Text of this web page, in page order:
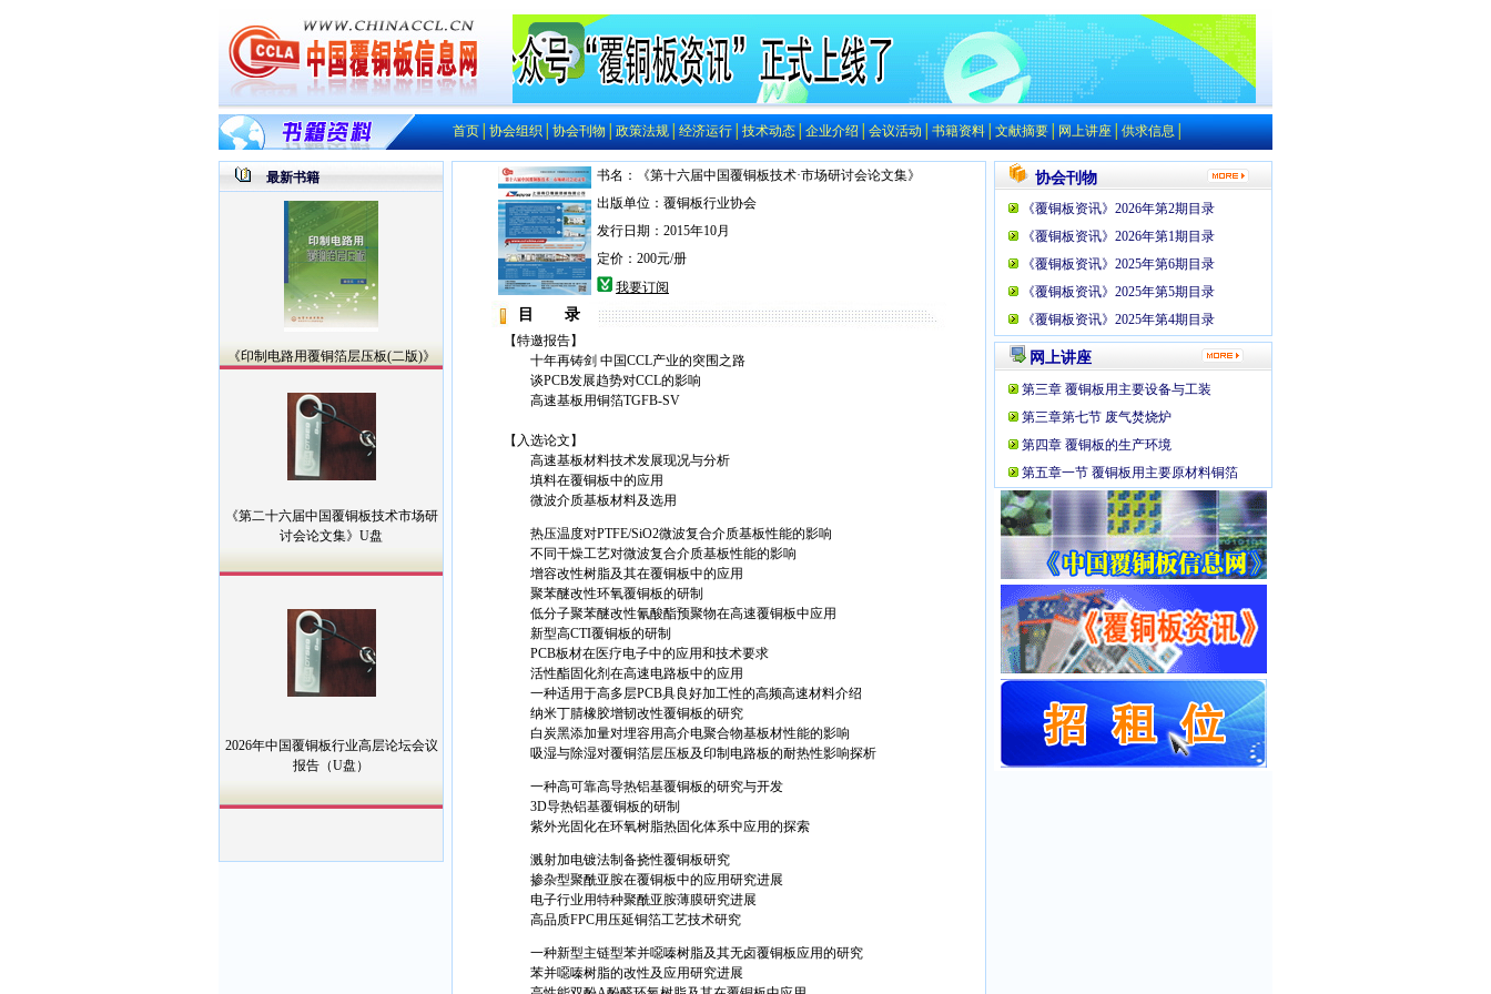
首页│协会组织│协会刊物│政策法规│经济运行│技术动态│企业介绍│会议活动│书籍资料│文献摘要│网上讲座│供求信息│
最新书籍
《印制电路用覆铜箔层压板(二版)》
《第二十六届中国覆铜板技术市场研
讨会论文集》U盘
2026年中国覆铜板行业高层论坛会议
报告（U盘）
书名：《第十六届中国覆铜板技术·市场研讨会论文集》
出版单位：覆铜板行业协会
发行日期：2015年10月
定价：200元/册
我要订阅
目 录
【特邀报告】
十年再铸剑 中国CCL产业的突围之路
谈PCB发展趋势对CCL的影响
高速基板用铜箔TGFB-SV
【入选论文】
高速基板材料技术发展现况与分析
填料在覆铜板中的应用
微波介质基板材料及选用
热压温度对PTFE/SiO2微波复合介质基板性能的影响
不同干燥工艺对微波复合介质基板性能的影响
增容改性树脂及其在覆铜板中的应用
聚苯醚改性环氧覆铜板的研制
低分子聚苯醚改性氰酸酯预聚物在高速覆铜板中应用
新型高CTI覆铜板的研制
PCB板材在医疗电子中的应用和技术要求
活性酯固化剂在高速电路板中的应用
一种适用于高多层PCB具良好加工性的高频高速材料介绍
纳米丁腈橡胶增韧改性覆铜板的研究
白炭黑添加量对埋容用高介电聚合物基板材性能的影响
吸湿与除湿对覆铜箔层压板及印制电路板的耐热性影响探析
一种高可靠高导热铝基覆铜板的研究与开发
3D导热铝基覆铜板的研制
紫外光固化在环氧树脂热固化体系中应用的探索
溅射加电镀法制备挠性覆铜板研究
掺杂型聚酰亚胺在覆铜板中的应用研究进展
电子行业用特种聚酰亚胺薄膜研究进展
高品质FPC用压延铜箔工艺技术研究
一种新型主链型苯并噁嗪树脂及其无卤覆铜板应用的研究
苯并噁嗪树脂的改性及应用研究进展
协会刊物
《覆铜板资讯》2026年第2期目录
《覆铜板资讯》2026年第1期目录
《覆铜板资讯》2025年第6期目录
《覆铜板资讯》2025年第5期目录
《覆铜板资讯》2025年第4期目录
网上讲座
第三章 覆铜板用主要设备与工装
第三章第七节 废气焚烧炉
第四章 覆铜板的生产环境
第五章一节 覆铜板用主要原材料铜箔